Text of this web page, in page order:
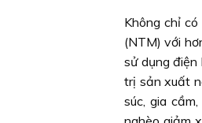
Không chỉ
(NTM) với
sử dụng
trị sản xuất
súc, gia